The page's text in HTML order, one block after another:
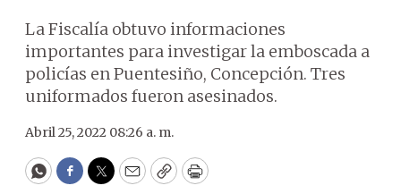
La Fiscalía obtuvo informaciones
importantes para investigar la emboscada a
policías en Puentesiño, Concepción. Tres
uniformados fueron asesinados.
Abril 25, 2022 08:26 a. m.
WhatsApp
Facebook
Twitter
EmailCopyPrint